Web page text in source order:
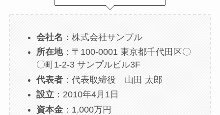
会社名 ：株式会社サンプル
所在地：〒100-0001 東京都千代田区〇
〇町1-2-3 サンプルビル3F
代表者：代表取締役 山田 太郎
設立：2010年4月1日
資本金：1,000万円